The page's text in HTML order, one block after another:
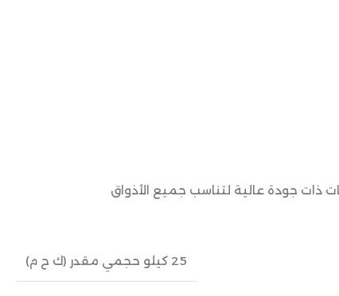
ذات جودة عالية لتناسب جميع الأذواق
25 كيلو حجمي مقدر (ك ح م)